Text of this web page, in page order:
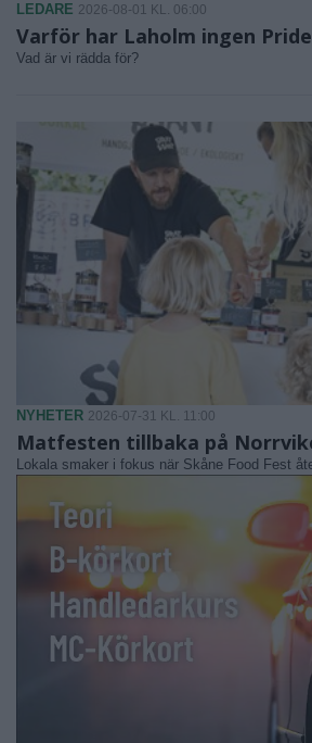
LEDARE 2026-08-01 KL. 06:00
Varför har Laholm ingen
Vad är vi rädda för?
NYHETER 2026-07-31 KL. 11:00
Matfesten tillbaka på
Lokala smaker i fokus när Skåne Food Fest